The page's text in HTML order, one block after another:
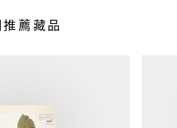
薦藏品